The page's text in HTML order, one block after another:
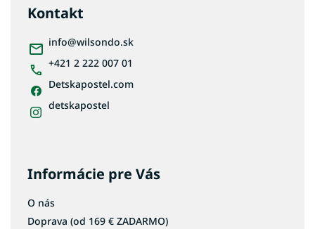
Kontakt
info@wilsondo.sk
+421 2 222 007 01
Detskapostel.com
detskapostel
Informácie pre Vás
O nás
Doprava (od 169 € ZADARMO)